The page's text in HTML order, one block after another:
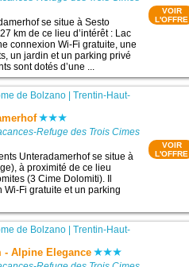
se situe à Sesto
km de ce lieu d’intérêt : Lac
connexion Wi-Fi gratuite, une
un jardin et un parking privé
sont dotés d’une ...
VOIR
L'OFFRE
de Bolzano |Trentin-Haut-
Refuge des Trois Cimes
Unteradamerhof se situe à
à proximité de ce lieu
(3 Cime Dolomiti). Il
Fi gratuite et un parking
VOIR
L'OFFRE
de Bolzano |Trentin-Haut-
- Alpine Elegance